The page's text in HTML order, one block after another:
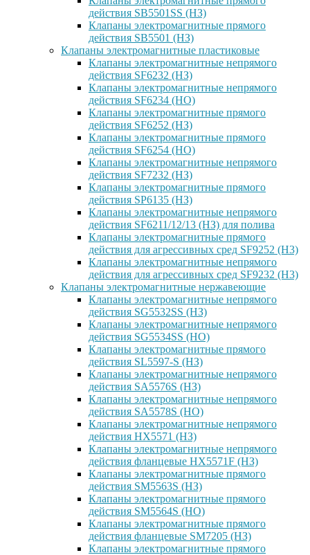
действия SB5501SS (НЗ)
Клапаны электромагнитные прямого
действия SB5501 (НЗ)
Клапаны электромагнитные пластиковые
Клапаны электромагнитные непрямого
действия SF6232 (НЗ)
Клапаны электромагнитные непрямого
действия SF6234 (НО)
Клапаны электромагнитные прямого
действия SF6252 (НЗ)
Клапаны электромагнитные прямого
действия SF6254 (НО)
Клапаны электромагнитные непрямого
действия SF7232 (НЗ)
Клапаны электромагнитные прямого
действия SP6135 (НЗ)
Клапаны электромагнитные непрямого
действия SF6211/12/13 (НЗ) для полива
Клапаны электромагнитные прямого
действия для агрессивных сред SF9252 (H3)
Клапаны электромагнитные непрямого
действия для агрессивных сред SF9232 (H3)
Клапаны электромагнитные нержавеющие
Клапаны электромагнитные непрямого
действия SG5532SS (НЗ)
Клапаны электромагнитные непрямого
действия SG5534SS (НО)
Клапаны электромагнитные прямого
действия SL5597-S (НЗ)
Клапаны электромагнитные непрямого
действия SA5576S (НЗ)
Клапаны электромагнитные непрямого
действия SA5578S (НО)
Клапаны электромагнитные непрямого
действия HX5571 (НЗ)
Клапаны электромагнитные непрямого
действия фланцевые HX5571F (НЗ)
Клапаны электромагнитные прямого
действия SM5563S (НЗ)
Клапаны электромагнитные прямого
действия SM5564S (НО)
Клапаны электромагнитные прямого
действия фланцевые SM7205 (НЗ)
Клапаны электромагнитные прямого